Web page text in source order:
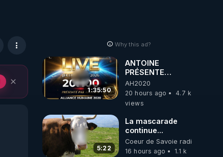
Why this ad?
1:35:50
ANTOINE
PRÉSENTE
AH2020 LE LIVE
20H ***DU
06/08/2026***
AH2020
20 hours ago
4.7 k
views
5:22
La mascarade
continue...
Coeur de Savoie radioweb TV
16 hours ago
1.1 k